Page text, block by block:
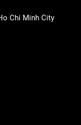
Chi Minh City